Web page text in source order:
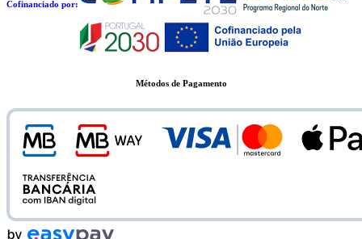
Cofinanciado por:
Métodos de Pagamento